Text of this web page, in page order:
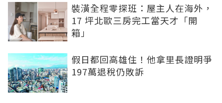
裝潢全程零探班：屋主人在海外，
17 坪北歐三房完工當天才「開
箱」
假日都回高雄住！他拿里長證明爭
197萬退稅仍敗訴